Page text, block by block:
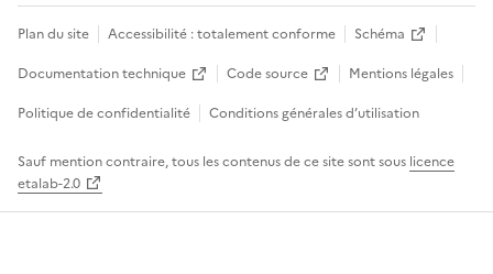
Plan du site Accessibilité : totalement conforme
Schéma
Documentation technique
Code source
Mentions légales
Politique de confidentialité
Conditions générales d’utilisation
Sauf mention contraire, tous les contenus de ce site sont sous licence
etalab-2.0